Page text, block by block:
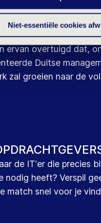
.
Niet-essentiële cookies
dienst te zijn.”
Group, Mennold
ervan overtuigd dat,
Duitse
zal groeien naar de
de IT'er die precies
nodig heeft? Verspil
match snel voor je